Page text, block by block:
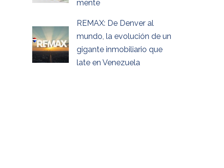
mente
REMAX: De Denver al
mundo, la evolución de un
gigante inmobiliario que
late en Venezuela